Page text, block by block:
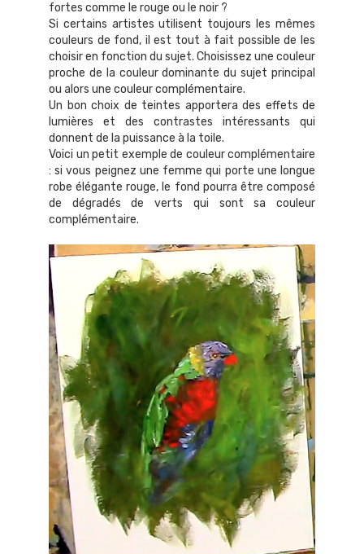
fortes comme le rouge ou le noir ?
Si certains artistes utilisent toujours les mêmes
couleurs de fond, il est tout à fait possible de les
choisir en fonction du sujet. Choisissez une couleur
proche de la couleur dominante du sujet principal
ou alors une couleur complémentaire.
Un bon choix de teintes apportera des effets de
lumières et des contrastes intéressants qui
donnent de la puissance à la toile.
Voici un petit exemple de couleur complémentaire
: si vous peignez une femme qui porte une longue
robe élégante rouge, le fond pourra être composé
de dégradés de verts qui sont sa couleur
complémentaire.